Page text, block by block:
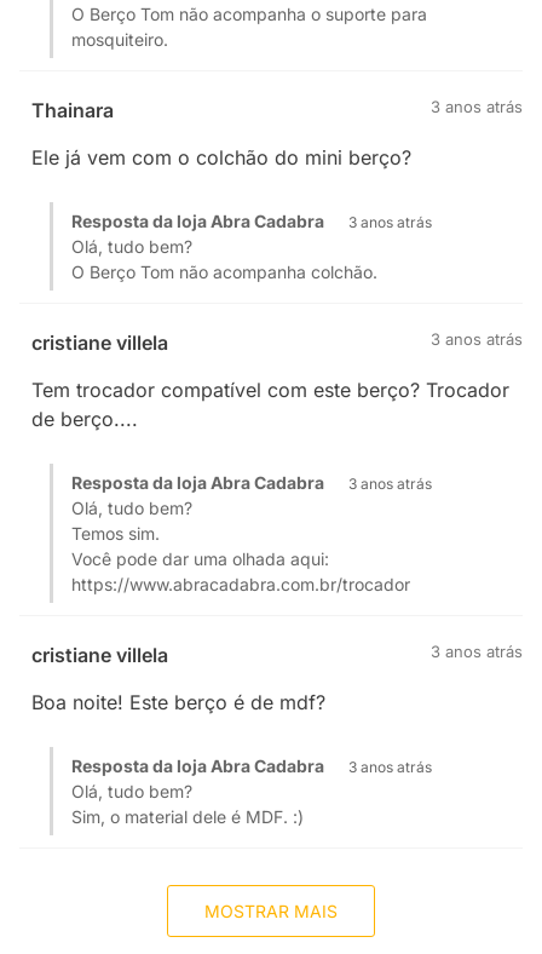
O Berço Tom não acompanha o suporte para
mosquiteiro.
Thainara 3 anos atrás
Ele já vem com o colchão do mini berço?
Resposta da loja Abra Cadabra 3 anos atrás
Olá, tudo bem?
O Berço Tom não acompanha colchão.
cristiane villela 3 anos atrás
Tem trocador compatível com este berço? Trocador
de berço....
Resposta da loja Abra Cadabra 3 anos atrás
Olá, tudo bem?
Temos sim.
Você pode dar uma olhada aqui:
https://www.abracadabra.com.br/trocador
cristiane villela 3 anos atrás
Boa noite! Este berço é de mdf?
Resposta da loja Abra Cadabra 3 anos atrás
Olá, tudo bem?
Sim, o material dele é MDF. :)
MOSTRAR MAIS